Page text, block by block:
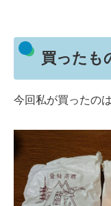
買ったも
今回私が買ったの